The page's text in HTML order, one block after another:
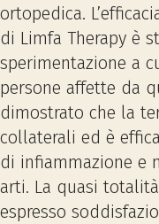
ortopedica.
di Limfa Therapy è
sperimentazione a
persone affette da
dimostrato che la
collaterali ed è
di infiammazione e
arti. La quasi
espresso